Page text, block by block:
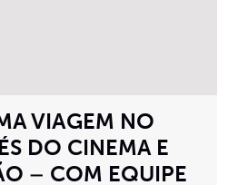
VIAGEM NO
DO CINEMA E
– COM EQUIPE